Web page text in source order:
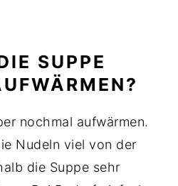
SUPPE
nochmal aufwärmen.
Nudeln viel von der
die Suppe sehr